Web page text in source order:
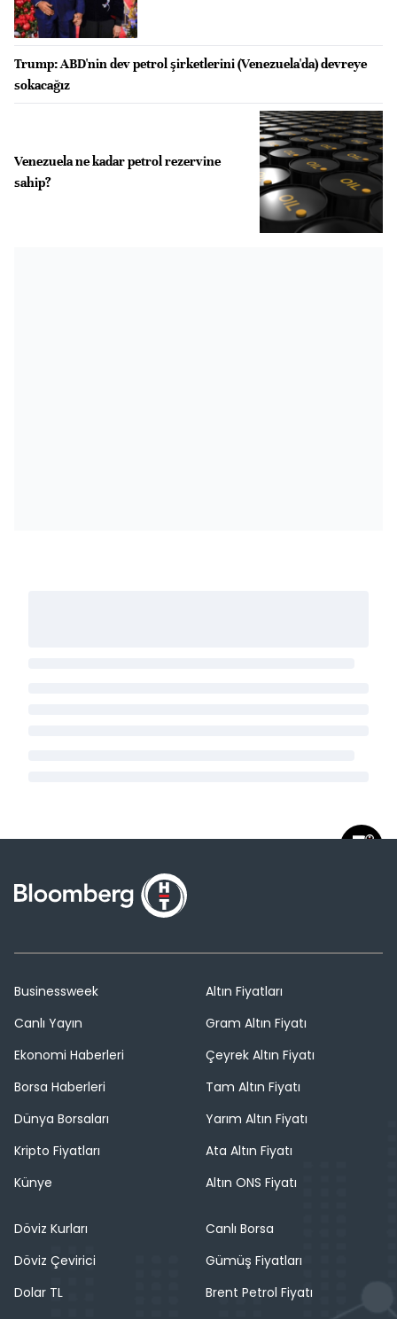
Trump: ABD'nin dev petrol şirketlerini (Venezuela'da) devreye
sokacağız
Venezuela ne kadar petrol rezervine
sahip?
Businessweek
Canlı Yayın
Ekonomi Haberleri
Borsa Haberleri
Dünya Borsaları
Kripto Fiyatları
Künye
Altın Fiyatları
Gram Altın Fiyatı
Çeyrek Altın Fiyatı
Tam Altın Fiyatı
Yarım Altın Fiyatı
Ata Altın Fiyatı
Altın ONS Fiyatı
Döviz Kurları
Döviz Çevirici
Dolar TL
Canlı Borsa
Gümüş Fiyatları
Brent Petrol Fiyatı